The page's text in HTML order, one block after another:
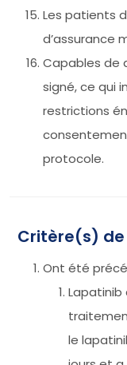
Les patients
d’assurance
Capables de
signé, ce qui
restrictions
protocole.
Critère(s)
Ont été
Lapatinib
le